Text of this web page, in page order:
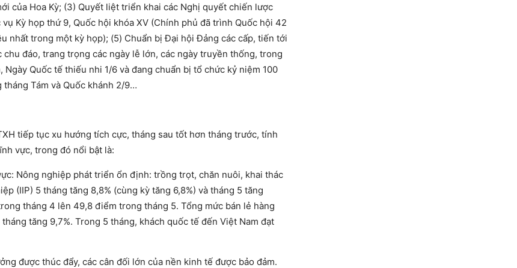
của Hoa Kỳ; (3) Quyết liệt triển khai các Nghị quyết chiến lược
Kỳ họp thứ 9, Quốc hội khóa XV (Chính phủ đã trình Quốc hội 42
nhất trong một kỳ họp); (5) Chuẩn bị Đại hội Đảng các cấp, tiến tới
đáo, trang trọng các ngày lễ lớn, các ngày truyền thống, trong
Quốc tế thiếu nhi 1/6 và đang chuẩn bị tổ chức kỷ niệm 100
tháng Tám và Quốc khánh 2/9…
tiếp tục xu hướng tích cực, tháng sau tốt hơn tháng trước, tính
vực, trong đó nổi bật là:
Nông nghiệp phát triển ổn định: trồng trọt, chăn nuôi, khai thác
(IIP) 5 tháng tăng 8,8% (cùng kỳ tăng 6,8%) và tháng 5 tăng
tháng 4 lên 49,8 điểm trong tháng 5. Tổng mức bán lẻ hàng
tăng 9,7%. Trong 5 tháng, khách quốc tế đến Việt Nam đạt
được thúc đẩy, các cân đối lớn của nền kinh tế được bảo đảm.